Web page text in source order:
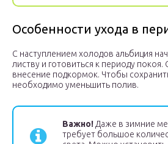
Особенности ухода в
С наступлением холодов альбиция
листву и готовиться к периоду покоя.
внесение подкормок. Чтобы
необходимо уменьшить полив.
Важно! Даже в зимние
требует большое